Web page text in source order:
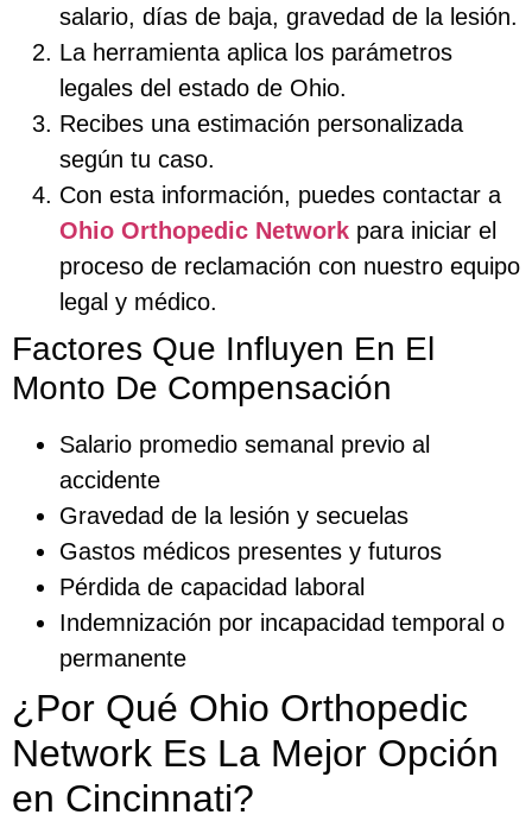
salario, días de baja, gravedad de la lesión.
La herramienta aplica los parámetros
legales del estado de Ohio.
Recibes una estimación personalizada
según tu caso.
Con esta información, puedes contactar a
Ohio Orthopedic Network para iniciar el
proceso de reclamación con nuestro equipo
legal y médico.
Factores Que Influyen En El
Monto De Compensación
Salario promedio semanal previo al
accidente
Gravedad de la lesión y secuelas
Gastos médicos presentes y futuros
Pérdida de capacidad laboral
Indemnización por incapacidad temporal o
permanente
¿Por Qué Ohio Orthopedic
Network Es La Mejor Opción
en Cincinnati?